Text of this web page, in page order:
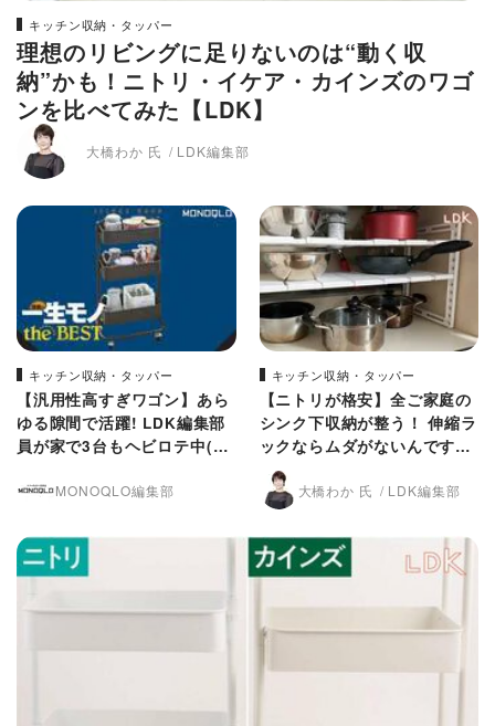
キッチン収納・タッパー
理想のリビングに足りないのは“動く収
納”かも！ニトリ・イケア・カインズのワゴ
ンを比べてみた【LDK】
大橋わか 氏 LDK編集部
キッチン収納・タッパー
【汎用性高すぎワゴン】あら
ゆる隙間で活躍! LDK編集部
員が家で3台もヘビロテ中(M
MONOQLO編集部
キッチン収納・タッパー
【ニトリが格安】全ご家庭の
シンク下収納が整う！ 伸縮ラ
ックならムダがないんです
【LDK】
大橋わか 氏 LDK編集部